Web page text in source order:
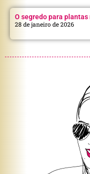
O segredo para
28 de janeiro de 2026